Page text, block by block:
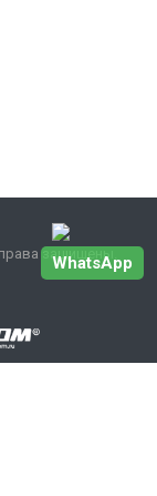
защищены.
WhatsApp